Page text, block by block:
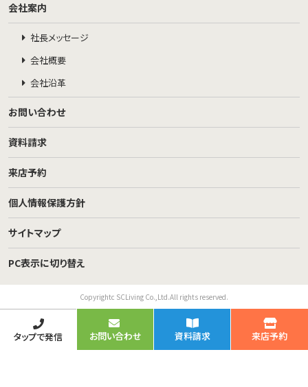
タップで発信 お問い合わせ 資料請求 来店予約
会社案内
社長メッセージ
会社概要
会社沿革
お問い合わせ
資料請求
来店予約
個人情報保護方針
サイトマップ
PC表示に切り替え
Copyrightc SCLiving Co.,Ltd.All rights reserved.